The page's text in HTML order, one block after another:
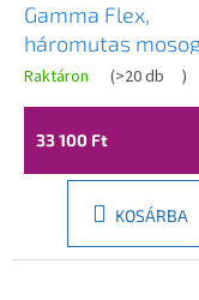
Gamma Flex,
háromutas
csaptelep
karral vízszűrő
csatlakozással,
Raktáron (>20 db )
33 100 Ft
KOSÁRBA